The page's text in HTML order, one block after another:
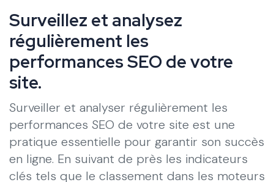
Surveillez et analysez
régulièrement les
performances SEO de votre
site.
Surveiller et analyser régulièrement les
performances SEO de votre site est une
pratique essentielle pour garantir son succès
en ligne. En suivant de près les indicateurs
clés tels que le classement dans les moteurs